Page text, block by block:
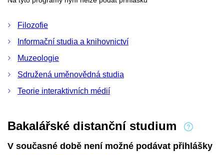
Filozofie
Informační studia a knihovnictví
Muzeologie
Sdružená uměnovědná studia
Teorie interaktivních médií
Bakalářské distanční studium
V současné době není možné podávat přihlášky